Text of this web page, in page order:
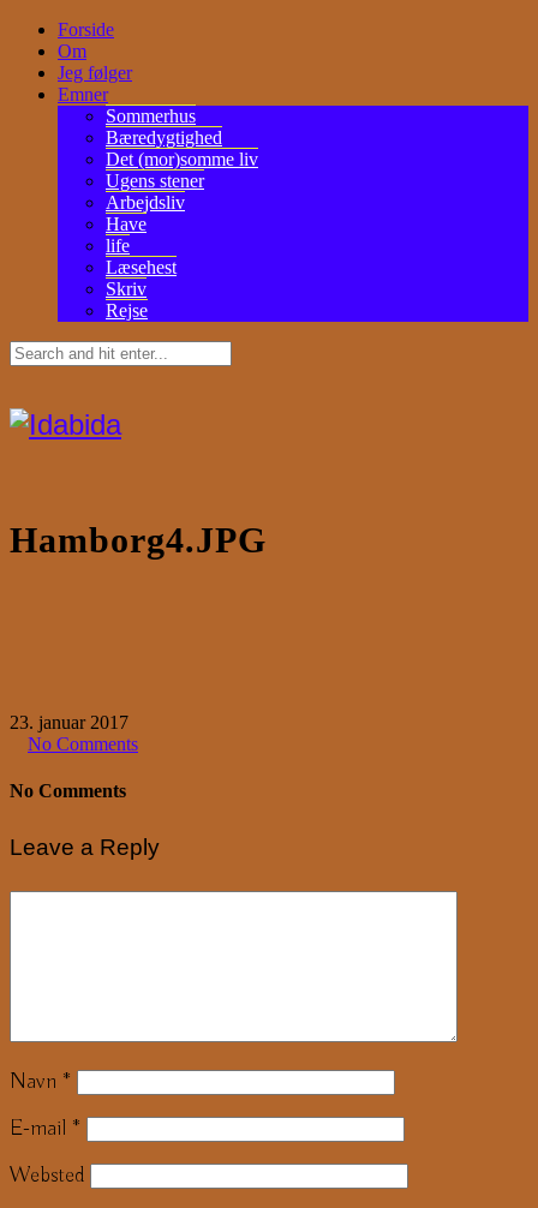
Forside
Om
Jeg følger
Emner
Sommerhus
Bæredygtighed
Det (mor)somme liv
Ugens stener
Arbejdsliv
Have
life
Læsehest
Skriv
Rejse
Hamborg4.JPG
23. januar 2017
No Comments
No Comments
Leave a Reply
Navn *
E-mail *
Websted